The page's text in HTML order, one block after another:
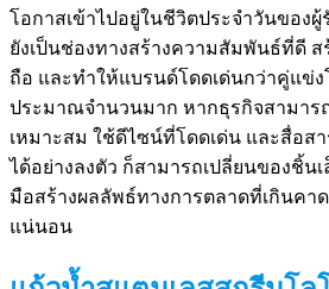
โอกาสเข้าไปอยู่ในชีวิตประจำวันของผู้
ยังเป็นช่องทางสร้างความสัมพันธ์ที่ดี
ถือ และทำให้แบรนด์โดดเด่นกว่าคู่แข่ง
ประมาณจำนวนมาก หากธุรกิจสามาร
เหมาะสม ใช้ดีไซน์ที่โดดเด่น และสื่อ
ได้อย่างลงตัว ก็สามารถเปลี่ยนของชิ้นเ
มือสร้างผลลัพธ์ทางการตลาดที่เกินคา
แน่นอน